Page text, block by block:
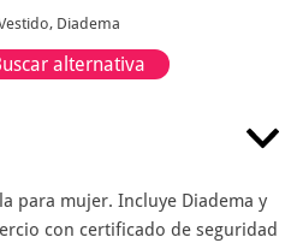
Diadema
alternativa
para mujer. Incluye Diadema y
con certificado de seguridad